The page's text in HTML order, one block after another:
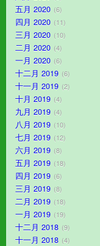
五月 2020 6
四月 2020 11
三月 2020 10
二月 2020 4
一月 2020 6
十二月 2019 6
十一月 2019 2
十月 2019 4
九月 2019 4
八月 2019 10
七月 2019 12
六月 2019 8
五月 2019 18
四月 2019 6
三月 2019 8
二月 2019 18
一月 2019 19
十二月 2018 9
十一月 2018 4